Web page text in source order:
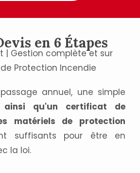
en 6 Étapes
| Gestion complète et sur
Protection Incendie
annuel, une simple
qu'un certificat de
matériels de protection
suffisants pour être en
la loi.